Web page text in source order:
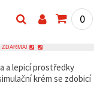
0
ZDARMA!
a lepicí prostředky
krém se zdobicí